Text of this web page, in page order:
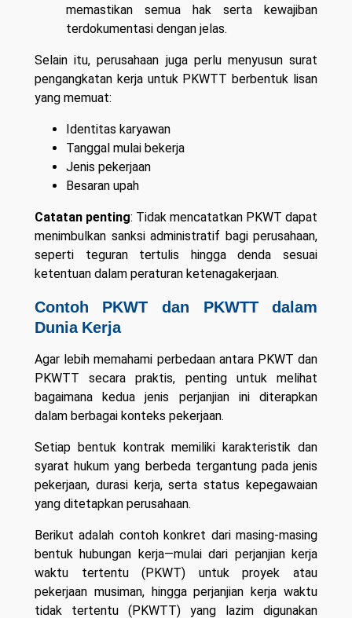
memastikan semua hak serta kewajiban
terdokumentasi dengan jelas.
Selain itu, perusahaan juga perlu menyusun surat
pengangkatan kerja untuk PKWTT berbentuk lisan
yang memuat:
Identitas karyawan
Tanggal mulai bekerja
Jenis pekerjaan
Besaran upah
Catatan penting: Tidak mencatatkan PKWT dapat
menimbulkan sanksi administratif bagi perusahaan,
seperti teguran tertulis hingga denda sesuai
ketentuan dalam peraturan ketenagakerjaan.
Contoh PKWT dan PKWTT dalam
Dunia Kerja
Agar lebih memahami perbedaan antara PKWT dan
PKWTT secara praktis, penting untuk melihat
bagaimana kedua jenis perjanjian ini diterapkan
dalam berbagai konteks pekerjaan.
Setiap bentuk kontrak memiliki karakteristik dan
syarat hukum yang berbeda tergantung pada jenis
pekerjaan, durasi kerja, serta status kepegawaian
yang ditetapkan perusahaan.
Berikut adalah contoh konkret dari masing-masing
bentuk hubungan kerja—mulai dari perjanjian kerja
waktu tertentu (PKWT) untuk proyek atau
pekerjaan musiman, hingga perjanjian kerja waktu
tidak tertentu (PKWTT) yang lazim digunakan